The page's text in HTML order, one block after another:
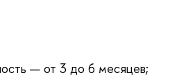
— от 3 до 6 месяцев;